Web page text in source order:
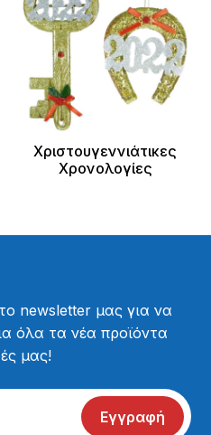
Χριστουγεννιάτικες
Χρονολογίες
newsletter μας για να
όλα τα νέα προϊόντα
μας!
Εγγραφή